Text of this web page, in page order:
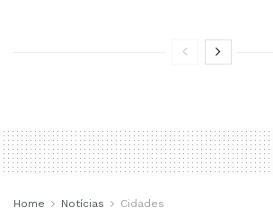
Home Notícias Cidades